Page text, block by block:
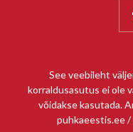
See veebileht
korraldusasutus ei ole
võidakse kasutada.
puhkaeestis.ee /